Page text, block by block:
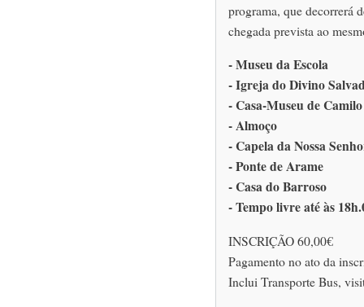
programa, que decorrerá
chegada prevista ao
- Museu da Escola
- Igreja do Divino
- Casa-Museu de
- Almoço
- Capela da Nossa
- Ponte de Arame
- Casa do Barroso
- Tempo livre até às
INSCRIÇÃO 60,00€
Pagamento no ato da
Inclui Transporte Bus,